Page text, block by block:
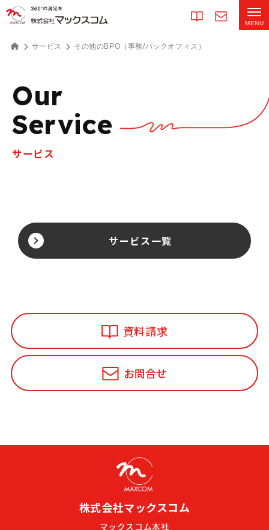
サービス その他のBPO（事務/バックオフィス）
Our
Service
サービス
サービス一覧
資料請求
お問合せ
株式会社マックスコム
マックスコム本社